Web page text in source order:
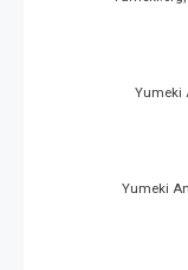
Yumeki
Yumeki